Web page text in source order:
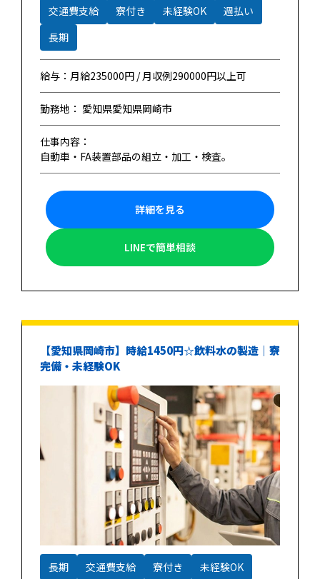
交通費支給 寮付き 未経験OK
週払い
長期
給与：月給235000円 / 月収例290000円以上可
勤務地： 愛知県愛知県岡崎市
仕事内容：
自動車・FA装置部品の組立・加工・検査。
詳細を見る
LINEで簡単相談
【愛知県岡崎市】時給1450円☆飲料水の製造｜寮
完備・未経験OK
長期 交通費支給 寮付き 未経験OK